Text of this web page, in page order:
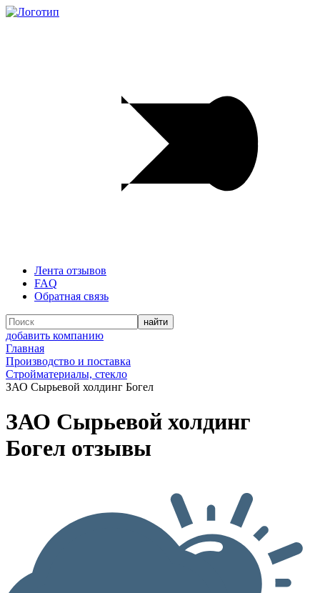
Лента отзывов
FAQ
Обратная связь
добавить компанию
Главная
Производство и поставка
Стройматериалы, стекло
ЗАО Сырьевой холдинг Богел
ЗАО Сырьевой холдинг
Богел отзывы